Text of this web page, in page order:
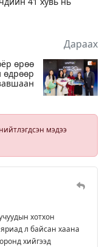
Дараах
өрөө
өдрөөр
мэдээ
хотхон
л байсан хаана
хийгээд